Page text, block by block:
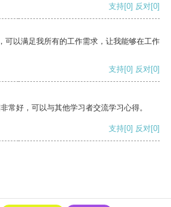
支持[0] 反对[0]
可以满足我所有的工作需求，让我能够在工作
支持[0] 反对[0]
常好，可以与其他学习者交流学习心得。
支持[0] 反对[0]